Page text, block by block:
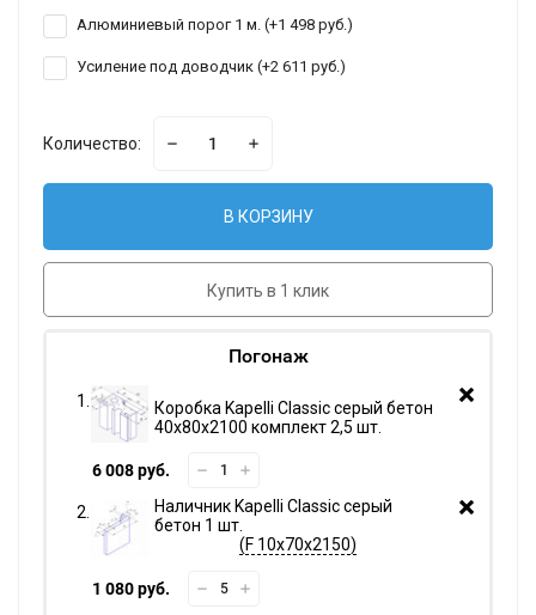
Алюминиевый порог 1 м. (+1 498 руб.)
Усиление под доводчик (+2 611 руб.)
Количество:
В КОРЗИНУ
Купить в 1 клик
Погонаж
Коробка Kapelli Classic серый бетон
40х80х2100 комплект 2,5 шт.
6 008 руб.
Наличник Kapelli Classic серый
бетон 1 шт.
F 10х70х2150
1 080 руб.